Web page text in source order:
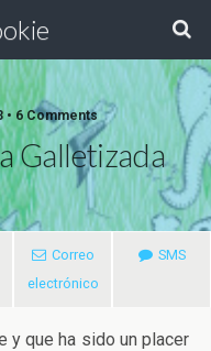
• 6 Comments
Galletizada
Correo
electrónico
SMS
y que ha sido un placer